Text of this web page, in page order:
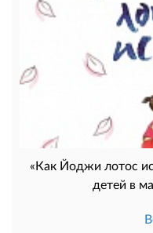
«Как Йоджи лотос
детей в